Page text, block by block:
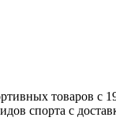
товаров с
спорта с